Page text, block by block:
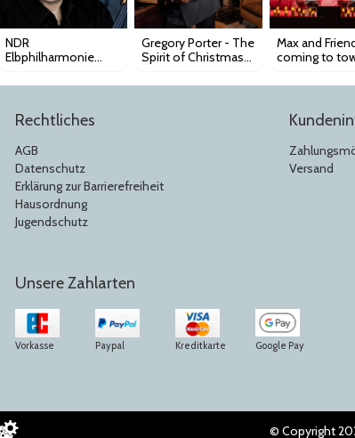
NDR
Elbphilharmonie
Sinfoniekonzert
Gregory Porter - The
Spirit of Christmas
Orchestra
Max and
coming to
& soulful
Rechtliches
AGB
Datenschutz
Erklärung zur Barrierefreiheit
Hausordnung
Jugendschutz
Versand
Unsere Zahlarten
Vorkasse Paypal Kreditkarte Google Pay
© Copyright